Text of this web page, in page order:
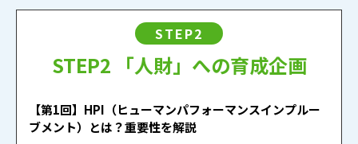
STEP2
STEP2 「人財」への育成企画
【第1回】HPI（ヒューマンパフォーマンスインプルー
ブメント）とは？重要性を解説